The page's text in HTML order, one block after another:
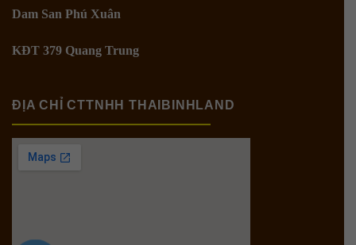
Dam San Phú Xuân
KĐT 379 Quang Trung
ĐỊA CHỈ CTTNHH THAIBINHLAND